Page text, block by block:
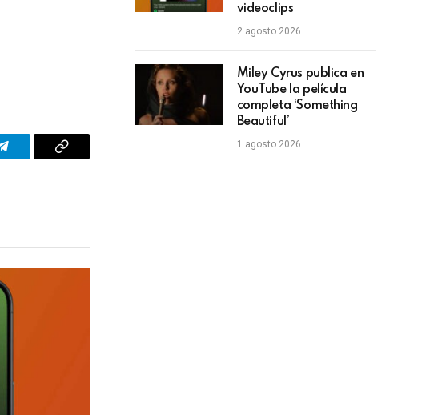
TelegramaCopiar
videoclips
2 agosto 2026
Miley Cyrus publica en
YouTube la película
completa ‘Something
Beautiful’
1 agosto 2026